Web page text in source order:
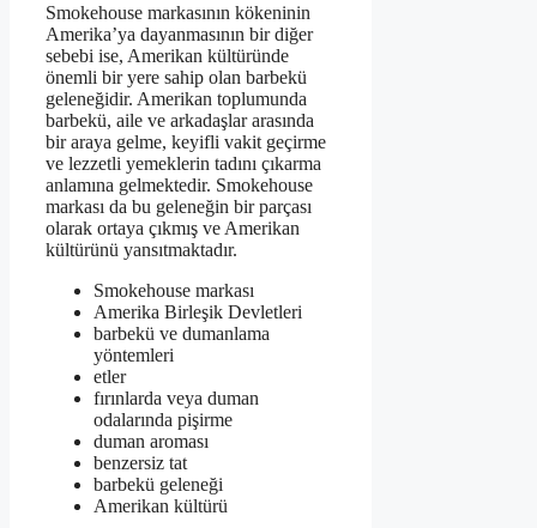
Smokehouse markasının kökeninin
Amerika’ya dayanmasının bir diğer
sebebi ise, Amerikan kültüründe
önemli bir yere sahip olan barbekü
geleneğidir. Amerikan toplumunda
barbekü, aile ve arkadaşlar arasında
bir araya gelme, keyifli vakit geçirme
ve lezzetli yemeklerin tadını çıkarma
anlamına gelmektedir. Smokehouse
markası da bu geleneğin bir parçası
olarak ortaya çıkmış ve Amerikan
kültürünü yansıtmaktadır.
Smokehouse markası
Amerika Birleşik Devletleri
barbekü ve dumanlama
yöntemleri
etler
fırınlarda veya duman
odalarında pişirme
duman aroması
benzersiz tat
barbekü geleneği
Amerikan kültürü